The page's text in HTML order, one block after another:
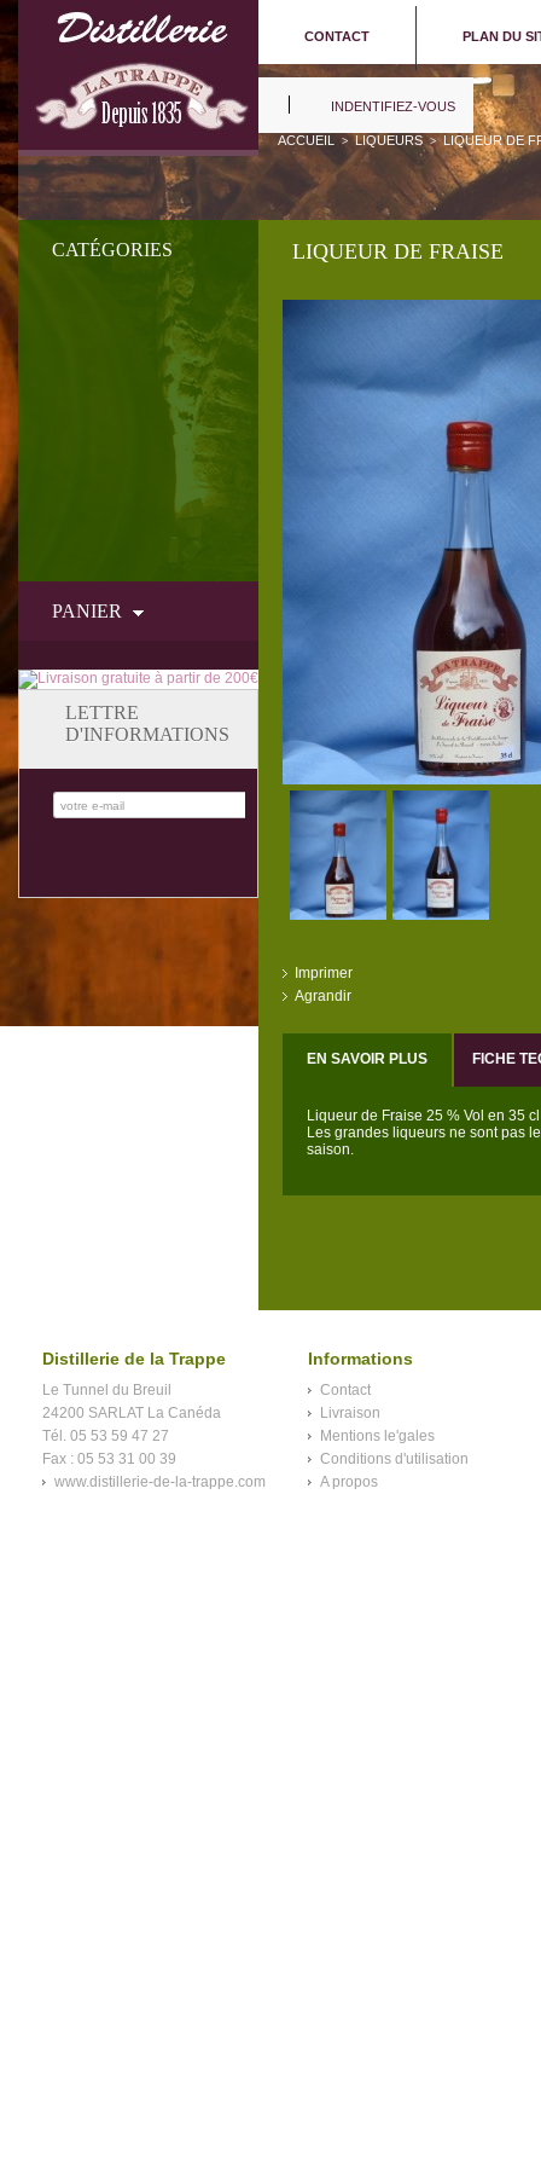
INDENTIFIEZ-VOUS
CONTACT PLAN DU
CATÉGORIES
PANIER
LETTRE
D'INFORMATIONS
ACCUEIL > LIQUEURS > LIQUEUR DE
LIQUEUR DE FRAISE
Imprimer
Agrandir
EN SAVOIR PLUS FICHE
Liqueur de Fraise 25 % Vol en 35
Les grandes liqueurs ne sont pas
saison.
Distillerie de la Trappe
Le Tunnel du Breuil
24200 SARLAT La Canéda
Tél. 05 53 59 47 27
Fax : 05 53 31 00 39
www.distillerie-de-la-trappe.com
Informations
Contact
Livraison
Mentions le'gales
Conditions d'utilisation
A propos